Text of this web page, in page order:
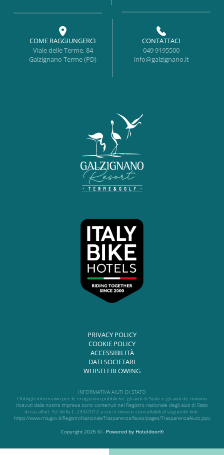
COME RAGGIUNGERCI
Viale delle Terme, 84
Galzignano Terme (PD)
CONTATTACI
049 9195500
info@galzignano.it
PRIVACY POLICY
COOKIE POLICY
ACCESSIBILITÀ
DATI SOCIETARI
WHISTLEBLOWING
INFORMATIVA AIUTI DI STATO
Obblighi informativi per le erogazioni pubbliche: gli aiuti di Stato e gli aiuti de minimis
ricevuti dalla nostra impresa sono contenuti nel Registro nazionale degli aiuti di Stato
di cui all'art. 52 della L. 234/2012 a cui si rinvia e consultabili al seguente link:
https://www.rna.gov.it/RegistroNazionaleTrasparenza/faces/pages/TrasparenzaAiuto.jspx
Copyright 2026 © - Powered by Hoteldoor®